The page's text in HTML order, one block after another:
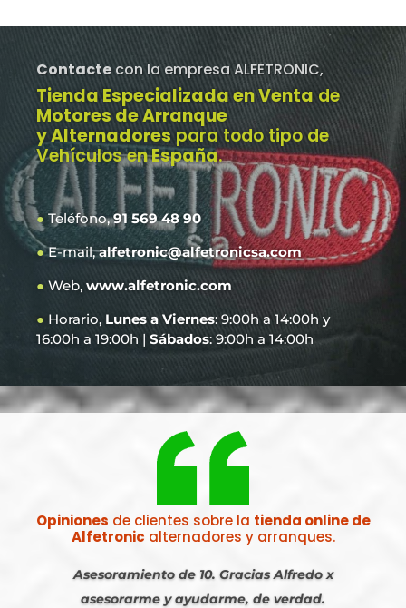
Contacte con la empresa ALFETRONIC,
Tienda Especializada en Venta de
Motores de Arranque
y Alternadores para todo tipo de
Vehículos en España.
●Teléfono,91 569 48 90
●E-mail,alfetronic@alfetronicsa.com
● Web, www.alfetronic.com
● Horario, Lunes a Viernes: 9:00h a 14:00h y
16:00h a 19:00h | Sábados: 9:00h a 14:00h
Opiniones de clientes sobre la tienda online de
Alfetronic alternadores y arranques.
Asesoramiento de 10. Gracias Alfredo x
asesorarme y ayudarme, de verdad.